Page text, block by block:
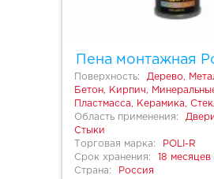
Пена монтажная
Поверхность:
Дерево,
Бетон, Кирпич,
Пластмасса, Керамика,
Область применения:
Стыки
Торговая марка:
POLI-R
Срок хранения:
18 месяцев
Страна:
Россия